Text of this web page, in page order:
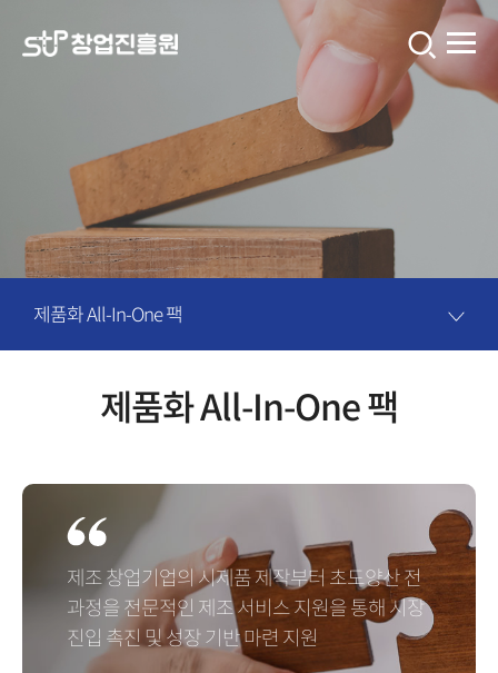
제품화 All-In-One 팩
제품화 All-In-One 팩
제조 창업기업의 시제품 제작부터 초도양산 전
과정을 전문적인 제조 서비스 지원을 통해 시장
진입 촉진 및 성장 기반 마련 지원